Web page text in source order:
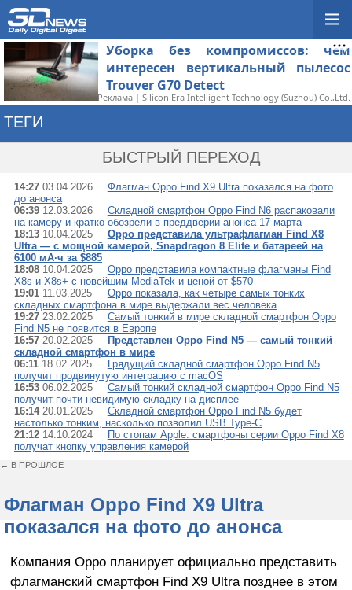
Уборка без компромиссов: чем
интересен вертикальный пылесос
Trouver G70 Detect
Реклама | Silicon Era Intelligent Technology (Suzhou) Co.,Ltd.
ТЕГИ
БЫСТРЫЙ ПЕРЕХОД
14:27 03.04.2026
Флагман Oppo Find X9 Ultra показался на фото
до анонса
06:39 12.03.2026
Складной смартфон Oppo Find N6 распаковали
на камеру и кратко обозрели в преддверии анонса 17 марта
18:13 10.04.2025
Oppo представила ультрафлагман Find X8
Ultra — с мощной камерой, Snapdragon 8 Elite и батареей на
6100 мА·ч за $885
18:08 10.04.2025
Oppo представила компактные флагманы Find
X8s и X8s+ с новейшим MediaTek и ценой от $570
19:01 11.03.2025
Oppo показала, как четыре самых тонких
складных смартфона в мире выдержали вес человека
19:27 23.02.2025
Самый тонкий в мире складной смартфон Oppo
Find N5 не появится в Европе
16:57 20.02.2025
Представлен Oppo Find N5 — самый тонкий
складной смартфон в мире
06:11 18.02.2025
Грядущий складной смартфон Oppo Find N5
получит продвинутую интеграцию с macOS
16:53 06.02.2025
Самый тонкий складной смартфон Oppo Find N5
получит почти невидимую складку на дисплее
16:1420.01.2025
Складной смартфон Oppo Find N5 будет
настолько тонким, насколько позволил USB Type-C
21:12 14.10.2024
По стопам Apple: смартфоны серии Oppo Find X8
получат кнопку управления камерой
← В ПРОШЛОЕ
Флагман Oppo Find X9 Ultra
показался на фото до анонса
Компания Oppo планирует официально представить
флагманский смартфон Find X9 Ultra позднее в этом